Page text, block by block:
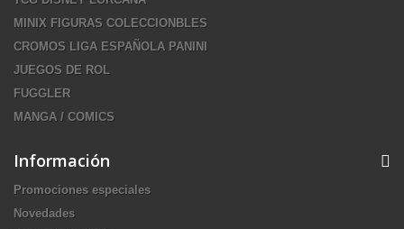
MINIX FIGURAS COLECCIONBLES
CROMOS LIGA ESPAÑOLA PANINI
JUEGOS DE ROL
FUGGLER
MANGA / COMICS
Información
Promociones especiales
Novedades